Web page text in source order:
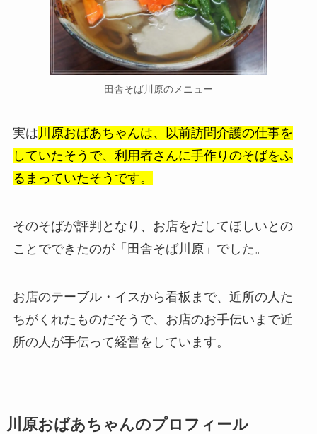
田舎そば川原のメニュー
実は 川原おばあちゃんは、以前訪問介護の仕事を
していたそうで、利用者さんに手作りのそばをふ
るまっていたそうです。
そのそばが評判となり、お店をだしてほしいとの
ことでできたのが「田舎そば川原」でした。
お店のテーブル・イスから看板まで、近所の人た
ちがくれたものだそうで、お店のお手伝いまで近
所の人が手伝って経営をしています。
川原おばあちゃんのプロフィール